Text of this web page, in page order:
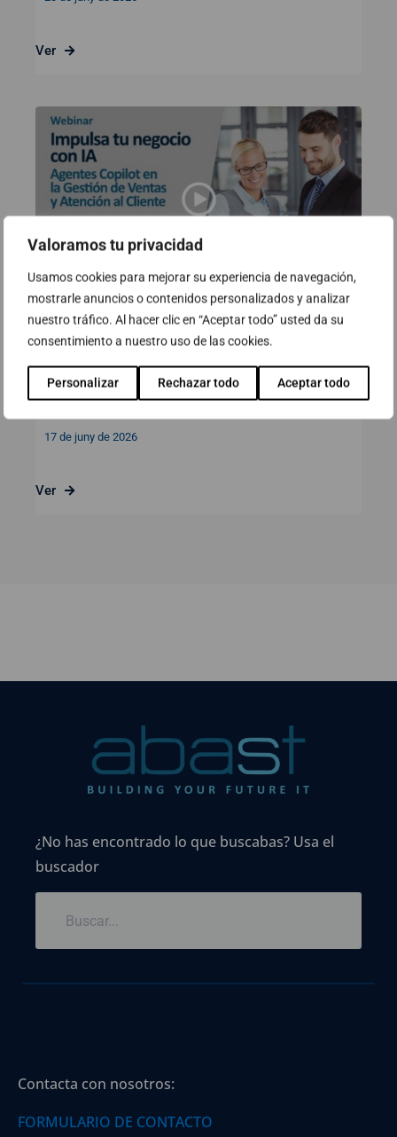
Valoramos tu privacidad
Usamos cookies para mejorar su experiencia de navegación,
mostrarle anuncios o contenidos personalizados y analizar
nuestro tráfico. Al hacer clic en “Aceptar todo” usted da su
consentimiento a nuestro uso de las cookies.
Personalizar Rechazar todo Aceptar todo
Ver
Webinar: Impulsa el teu negoci
Gestió de Vendes i Atenció al
client
17 de juny de 2026
Ver
¿No has encontrado lo que buscabas? Usa el
buscador
Contacta con nosotros:
FORMULARIO DE CONTACTO